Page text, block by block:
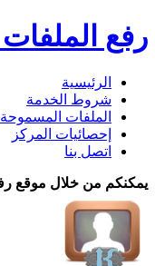
رفع
الرئيسية
شروط الخدمة
الملفات المسموحة
إحصائيات المركز
اتصل بنا
يمكنكم من خلال موقع